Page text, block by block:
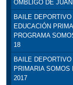
OMBLIGO DE
BAILE DEPORTIVO
EDUCACIÓN
PROGRAMA
18
BAILE
PRIMARIA SOMOS
2017